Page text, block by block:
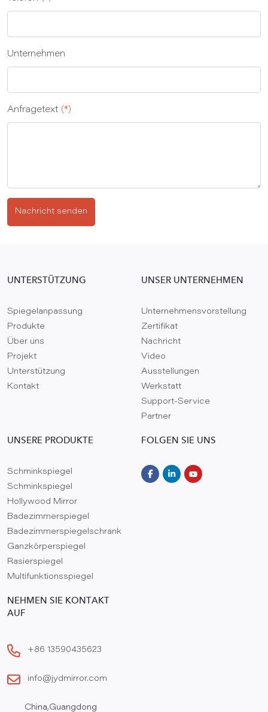
Unternehmen
Anfragetext (*)
Nachricht senden
UNTERSTÜTZUNG
Spiegelanpassung
Produkte
Über uns
Projekt
Unterstützung
Kontakt
UNSER UNTERNEHMEN
Unternehmensvorstellung
Zertifikat
Nachricht
Video
Ausstellungen
Werkstatt
Support-Service
Partner
UNSERE PRODUKTE
Schminkspiegel
Schminkspiegel
Hollywood Mirror
Badezimmerspiegel
Badezimmerspiegelschrank
Ganzkörperspiegel
Rasierspiegel
Multifunktionsspiegel
FOLGEN SIE UNS
NEHMEN SIE KONTAKT
AUF
+86 13590435623
info@jydmirror.com
China,Guangdong